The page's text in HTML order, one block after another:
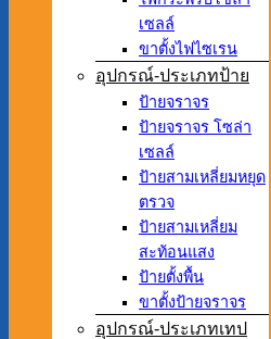
เซลล์
ขาตั้งไฟไซเรน
อุปกรณ์-ประเภทป้าย
ป้ายจราจร
ป้ายจราจร โซล่า
เซลล์
ป้ายสามเหลี่ยมหยุด
ตรวจ
ป้ายสามเหลี่ยม
สะท้อนแสง
ป้ายตั้งพื้น
ขาตั้งป้ายจราจร
อุปกรณ์-ประเภทเทป